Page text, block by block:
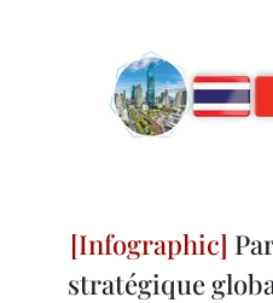
stratégique